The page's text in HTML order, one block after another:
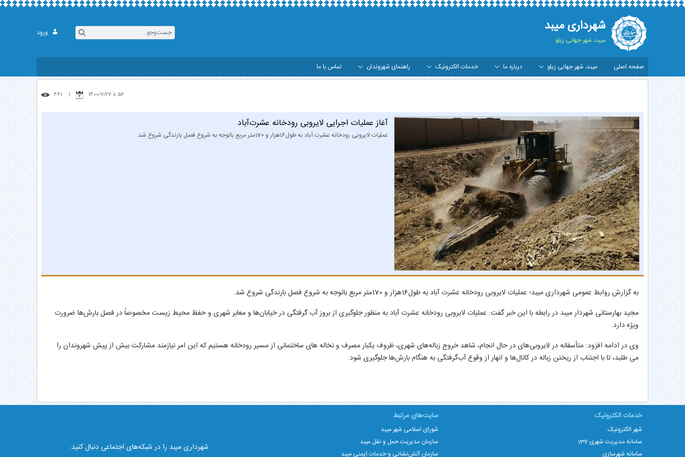
شهرداری میبد
میبد، شهر جهانی زیلو
ورود
صفحه اصلی میبد، شهر جهانی زیلو درباره ما خدمات الکترونیک راهنمای شهروندان تماس با ما
آغاز عملیات اجرایی لایروبی رودخانه عشرت‌آباد - شهرداری میبد
8:52 1400/7/27
461
آغاز عملیات اجرایی لایروبی رودخانه عشرت‌آباد
عملیات لایروبی رودخانه عشرت آباد به طول16هزار و 170متر مربع باتوجه به شروع فصل بارندگی شروع شد.
به گزارش روابط عمومی شهرداری میبد؛ عملیات لایروبی رودخانه عشرت آباد به طول16هزار و 170متر مربع باتوجه به شروع فصل بارندگی شروع شد.
مجید بهارستانی شهردار میبد در رابطه با این خبر گفت: عملیات لایروبی رودخانه عشرت آباد به منظور جلوگیری از بروز آب گرفتگی در خیابان‌ها و معابر شهری و حفظ محیط زیست مخصوصاً در فصل بارش‌ها ضرورت
ویژه دارد.
وی در ادامه افزود: متأسفانه در لایروبی‌های در حال انجام، شاهد خروج زباله‌های شهری، ظروف یکبار مصرف و نخاله های ساختمانی از مسیر رودخانه هستیم که این امر نیازمند مشارکت بیش از پیش شهروندان را
می طلبد، تا با اجتناب از ریختن زباله در کانال‌ها و انهار از وقوع آب‌گرفتگی به هنگام بارش‌ها جلوگیری شود.
خدمات الکترونیک
شهر الکترونیک
سامانه مدیریت شهری 137
سامانه شهرسازی
سایت‌های مرتبط
شورای اسلامی شهر میبد
سازمان مدیریت حمل و نقل میبد
سازمان آتش‌نشانی و خدمات ایمنی میبد
شهرداری میبد را در شبکه‌های اجتماعی دنبال کنید: